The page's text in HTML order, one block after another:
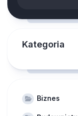
Kategoria
Biznes